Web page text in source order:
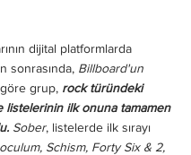
dijital platformlarda
sonrasında, Billboard'un
göre grup, rock türündeki
listelerinin ilk onuna tamamen
Sober, listelerde ilk sırayı
Schism, Forty Six & 2,